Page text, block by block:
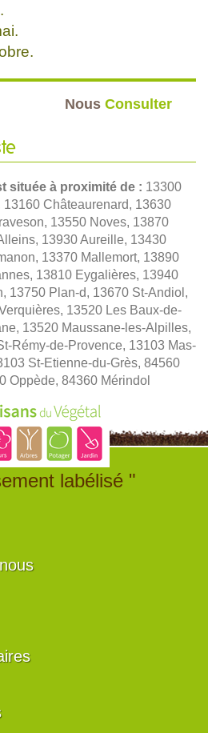
Nous Consulter
située à proximité de : 13300
Châteaurenard, 13630
13550 Noves, 13870
13930 Aureille, 13430
13370 Mallemort, 13890
13810 Eygalières, 13940
13750 Plan-d, 13670 St-Andiol,
13520 Les Baux-de-
13520 Maussane-les-Alpilles,
Rémy-de-Provence, 13103 Mas-
St-Etienne-du-Grès, 84560
Oppède, 84360 Mérindol
labélisé "